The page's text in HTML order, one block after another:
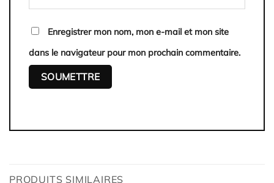
Enregistrer mon nom, mon e-mail et mon site
dans le navigateur pour mon prochain commentaire.
PRODUITS SIMILAIRES